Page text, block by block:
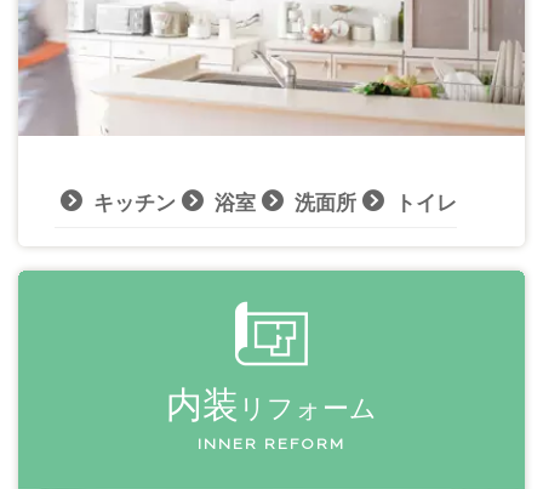
キッチン 浴室 洗面所 トイレ
内装 リフォーム
INNER REFORM